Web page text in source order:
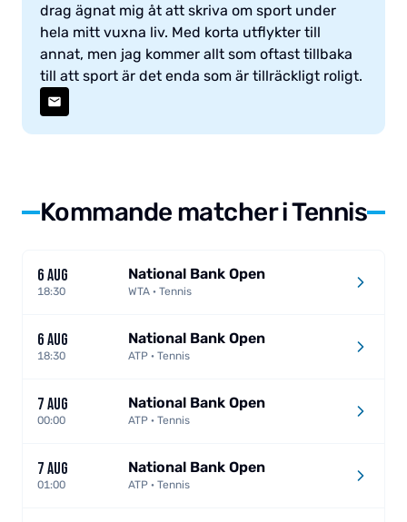
drag ägnat mig åt att skriva om sport under
hela mitt vuxna liv. Med korta utflykter till
annat, men jag kommer allt som oftast tillbaka
till att sport är det enda som är tillräckligt roligt.
Kommande matcher i Tennis
6 AUG
18:30
National Bank Open
WTA · Tennis
6 AUG
18:30
National Bank Open
ATP · Tennis
7 AUG
00:00
National Bank Open
ATP · Tennis
7 AUG
01:00
National Bank Open
ATP · Tennis